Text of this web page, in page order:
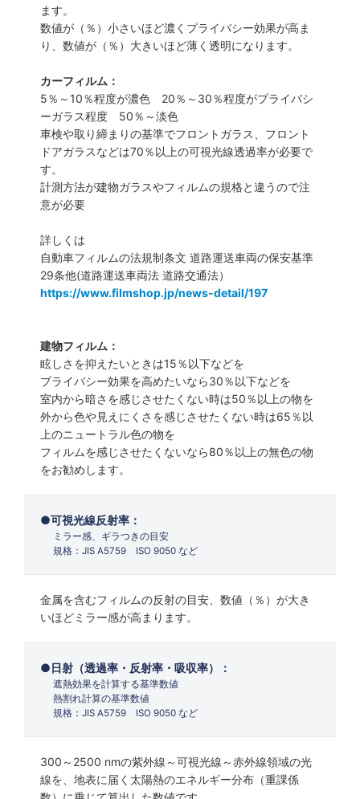
ます。
数値が（％）小さいほど濃くプライバシー効果が高ま
り、数値が（％）大きいほど薄く透明になります。
カーフィルム：
5％～10％程度が濃色 20％～30％程度がプライバシ
ーガラス程度 50％～淡色
車検や取り締まりの基準でフロントガラス、フロント
ドアガラスなどは70％以上の可視光線透過率が必要で
す。
計測方法が建物ガラスやフィルムの規格と違うので注
意が必要
詳しくは
自動車フィルムの法規制条文 道路運送車両の保安基準
29条他(道路運送車両法 道路交通法）
https://www.filmshop.jp/news-detail/197
建物フィルム：
眩しさを抑えたいときは15％以下などを
プライバシー効果を高めたいなら30％以下などを
室内から暗さを感じさせたくない時は50％以上の物を
外から色や見えにくさを感じさせたくない時は65％以
上のニュートラル色の物を
フィルムを感じさせたくないなら80％以上の無色の物
をお勧めします。
可視光線反射率：
ミラー感、ギラつきの目安
規格：JIS A5759 ISO 9050 など
金属を含むフィルムの反射の目安、数値（％）が大き
いほどミラー感が高まります。
日射（透過率・反射率・吸収率）：
遮熱効果を計算する基準数値
熱割れ計算の基準数値
規格：JIS A5759 ISO 9050 など
300～2500 nmの紫外線～可視光線～赤外線領域の光
線を、地表に届く太陽熱のエネルギー分布（重課係